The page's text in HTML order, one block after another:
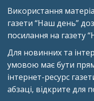
Використання
газети “Наш день”
посилання на газету
Для новинних та
умовою має бути
інтернет-ресурс
абзаці, відкрите для